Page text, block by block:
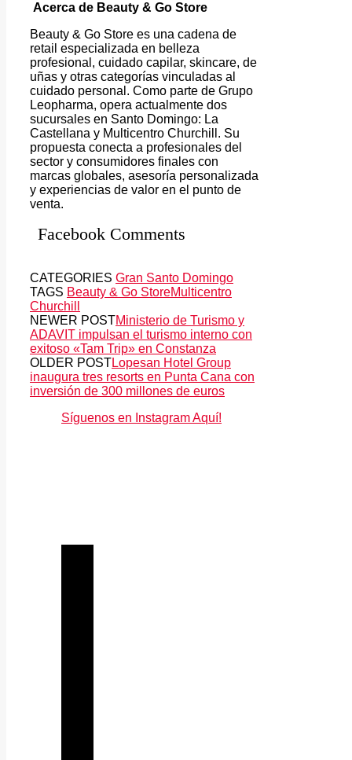
Acerca de Beauty & Go Store
Beauty & Go Store es una cadena de
retail especializada en belleza
profesional, cuidado capilar, skincare, de
uñas y otras categorías vinculadas al
cuidado personal. Como parte de Grupo
Leopharma, opera actualmente dos
sucursales en Santo Domingo: La
Castellana y Multicentro Churchill. Su
propuesta conecta a profesionales del
sector y consumidores finales con
marcas globales, asesoría personalizada
y experiencias de valor en el punto de
venta.
Facebook Comments
CATEGORIES Gran Santo Domingo
TAGS Beauty & Go StoreMulticentro
Churchill
NEWER POSTMinisterio de Turismo y
ADAVIT impulsan el turismo interno con
exitoso «Tam Trip» en Constanza
OLDER POSTLopesan Hotel Group
inaugura tres resorts en Punta Cana con
inversión de 300 millones de euros
Síguenos en Instagram Aquí!